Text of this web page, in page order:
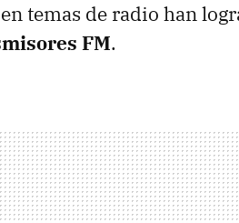
temas de radio han
FM.